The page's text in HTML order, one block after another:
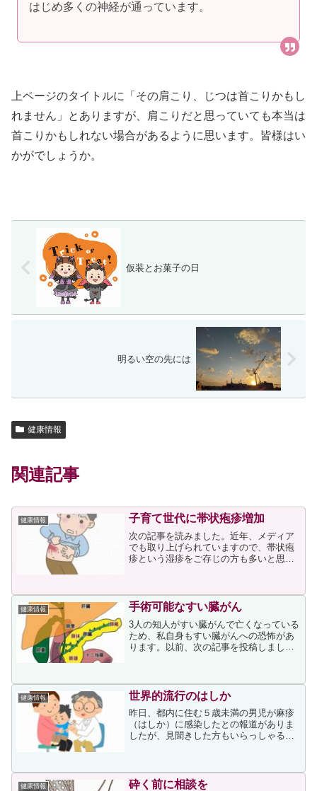
はじめ多くの神経が通っています。
上ページのタイトルに「その肩こり、じつは首こりかもし
れません」とありますが、肩こりだと思っていても本当は
首こりかもしれない場合があるように思います。皆様はい
かがでしょうか。
仮装とお菓子の日
明るい空の先には
健康情報
関連記事
健康情報 子育て世代に帯状疱疹増加
次の記事を読みました。近年、メディア
でも取り上げられていますので、帯状疱
疹という湿疹をご存じの方も多いと思い
明が書かれていました。水ぼうそうと同
じウイルスが原因です。幼...
健康情報 手術可能なすい臓がん
3人の知人がすい臓がんで亡くなっている
ため、私自身もすい臓がんへの恐怖があ
ります。以前、次の記事を投稿しまし
ステージ4まで進行し...
健康情報 世界的流行のはしか
昨日、都内に住む５歳未満の男児が麻疹
（はしか）に感染したとの報道がありま
したが、見聞きした方もいらっしゃるで
を知った直後でしたので、次の記事を関
心を持って読みました。...
健康情報 砕く前に相談を